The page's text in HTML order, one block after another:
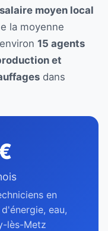
moyen local
la moyenne
15 agents
et
dans
en
eau,
lès-Metz